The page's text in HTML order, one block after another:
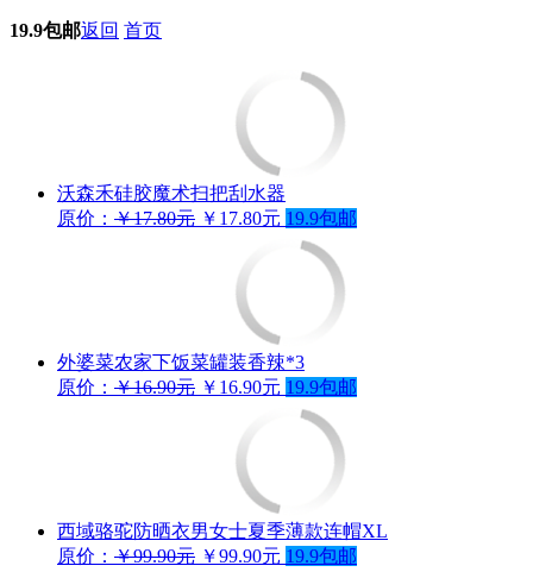
19.9包邮返回 首页
沃森禾硅胶魔术扫把刮水器
原价： ￥17.80元 ￥17.80元 19.9包邮
外婆菜农家下饭菜罐装香辣*3
原价： ￥16.90元 ￥16.90元 19.9包邮
西域骆驼防晒衣男女士夏季薄款连帽XL
原价： ￥99.90元 ￥99.90元 19.9包邮